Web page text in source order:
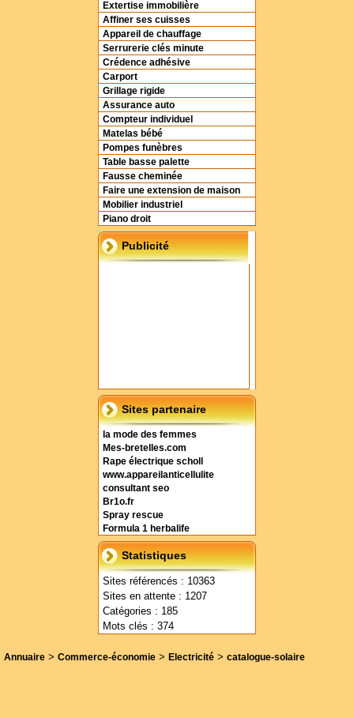
Extertise immobilière
Affiner ses cuisses
Appareil de chauffage
Serrurerie clés minute
Crédence adhésive
Carport
Grillage rigide
Assurance auto
Compteur individuel
Matelas bébé
Pompes funèbres
Table basse palette
Fausse cheminée
Faire une extension de maison
Mobilier industriel
Piano droit
Publicité
Sites partenaire
la mode des femmes
Mes-bretelles.com
Rape électrique scholl
www.appareilanticellulite
consultant seo
Br1o.fr
Spray rescue
Formula 1 herbalife
Statistiques
Sites référencés : 10363
Sites en attente : 1207
Catégories : 185
Mots clés : 374
Annuaire > Commerce-économie > Electricité > catalogue-solaire